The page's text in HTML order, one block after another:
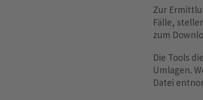
Zur
Fälle,
zum
Die Tools
Umlagen.
Datei